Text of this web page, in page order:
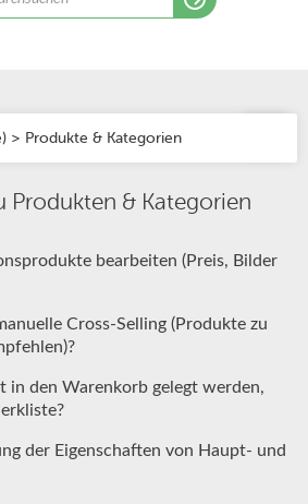
> Produkte & Kategorien
Produkten & Kategorien
bearbeiten (Preis, Bilder
Cross-Selling (Produkte zu
in den Warenkorb gelegt werden,
der Eigenschaften von Haupt- und